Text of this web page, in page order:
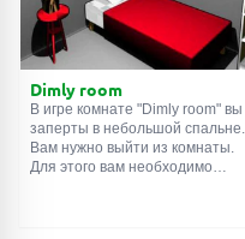
Dimly room
В игре комнате "Dimly room" вы
заперты в небольшой спальне.
Вам нужно выйти из комнаты.
Для этого вам необходимо